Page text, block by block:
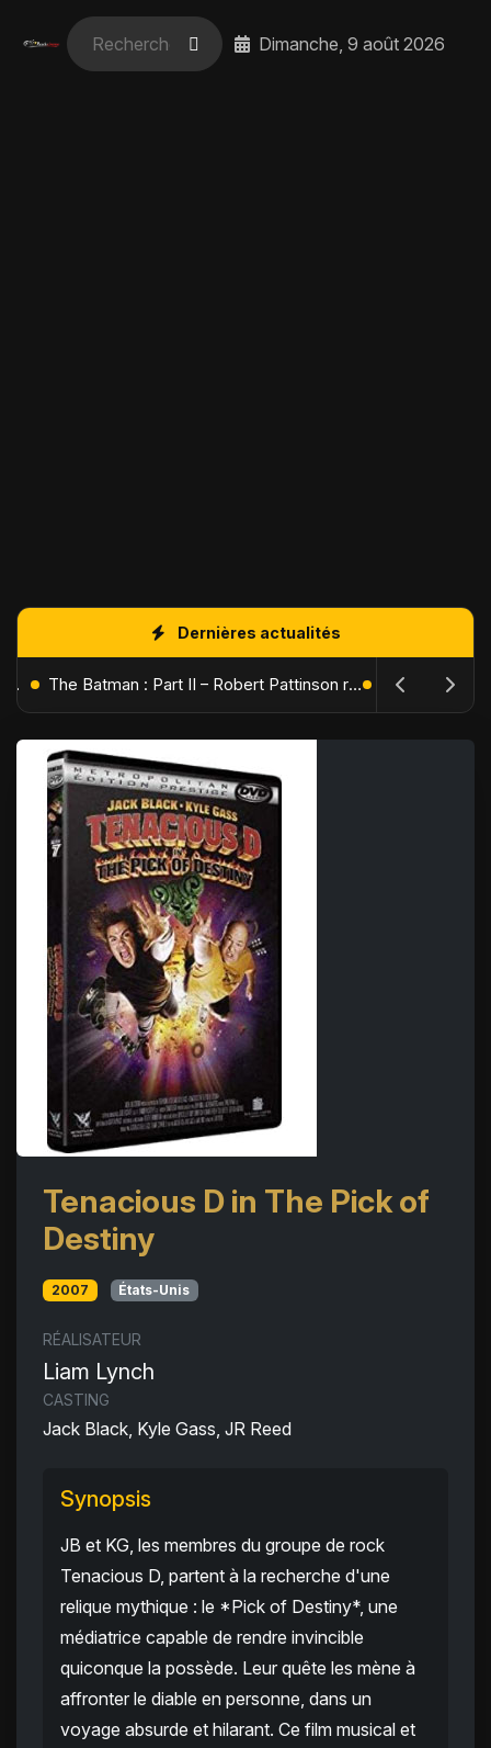
Dimanche, 9 août 2026
Dernières actualités
L'Âge de Glace : Le Réveil du Volcan – Manny, Sid et Diego de retour pour une aventure explosive The Batman : Part II – Robert Pattinson replonge dans les ténèbres de Gotham dès octobre 2027
Tenacious D in The Pick of
Destiny
2007 États-Unis
RÉALISATEUR
Liam Lynch
CASTING
Jack Black, Kyle Gass, JR Reed
Synopsis
JB et KG, les membres du groupe de rock
Tenacious D, partent à la recherche d'une
relique mythique : le *Pick of Destiny*, une
médiatrice capable de rendre invincible
quiconque la possède. Leur quête les mène à
affronter le diable en personne, dans un
voyage absurde et hilarant. Ce film musical et